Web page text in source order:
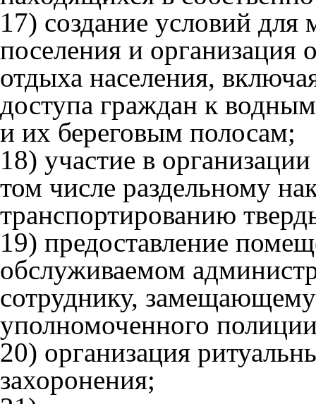
17) создание условий для
поселения и организация
отдыха населения,
доступа граждан к
и их береговым полосам;
18) участие в
том числе раздельному
транспортированию
19) предоставление
обслуживаемом
сотруднику,
уполномоченного
20) организация
захоронения;